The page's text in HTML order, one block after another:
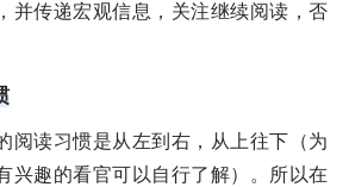
并传递宏观信息，关注继续阅读，否
阅读习惯是从左到右，从上往下（为
兴趣的看官可以自行了解）。所以在